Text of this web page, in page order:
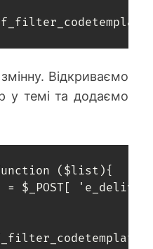
Відкриваємо
у темі та додаємо
($list){
$_POST[